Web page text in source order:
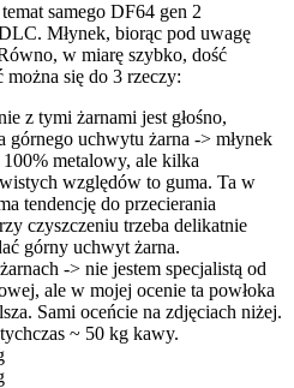
samego DF64 gen 2
Młynek, biorąc pod uwagę
w miarę szybko, dość
się do 3 rzeczy:
z tymi żarnami jest głośno,
górnego uchwytu żarna -> młynek
metalowy, ale kilka
względów to guma. Ta w
tendencję do przecierania
czyszczeniu trzeba delikatnie
górny uchwyt żarna.
-> nie jestem specjalistą od
ale w mojej ocenie ta powłoka
Sami oceńcie na zdjęciach niżej.
~ 50 kg kawy.